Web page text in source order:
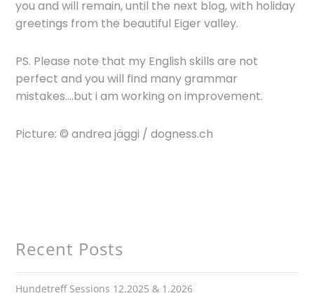
you and will remain, until the next blog, with holiday
greetings from the beautiful Eiger valley.
PS. Please note that my English skills are not
perfect and you will find many grammar
mistakes….but i am working on improvement.
Picture: © andrea jäggi / dogness.ch
Recent Posts
Hundetreff Sessions 12.2025 & 1.2026